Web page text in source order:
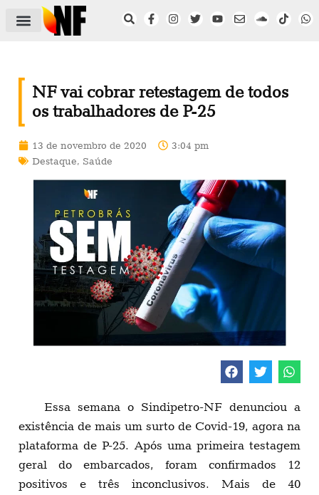
NF vai cobrar retestagem de todos
os trabalhadores de P-25
13 de novembro de 2020
3:04 pm
Destaque, Saúde
Essa semana o Sindipetro-NF denunciou a
existência de mais um surto de Covid-19, agora na
plataforma de P-25. Após uma primeira testagem
geral do embarcados, foram confirmados 12
positivos e três inconclusivos. Mais de 40